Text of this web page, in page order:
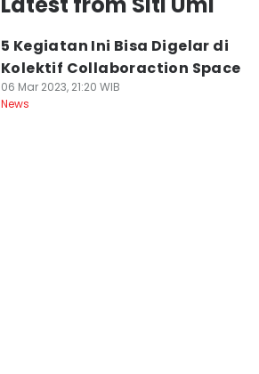
5 Kegiatan Ini Bisa Digelar di
Kolektif Collaboraction Space
06 Mar 2023, 21:20 WIB
News